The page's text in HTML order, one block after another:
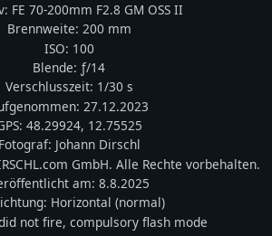
FE 70-200mm F2.8 GM OSS II
Brennweite: 200 mm
ISO: 100
Blende: ƒ/14
Verschlusszeit: 1/30 s
27.12.2023
48.29924, 12.75525
Fotograf: Johann Dirschl
GmbH. Alle Rechte vorbehalten.
am: 8.8.2025
Horizontal (normal)
not fire, compulsory flash mode